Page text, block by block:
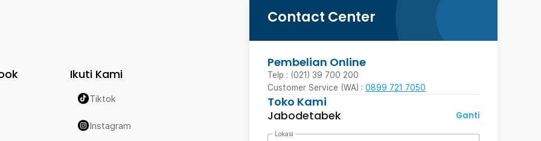
Contact Center
Pembelian Online
Telp : (021) 39 700 200
Customer Service (WA) : 0899 721 7050
Toko Kami
Jabodetabek
Ganti
Lokasi
Ikuti Kami
Tiktok
Instagram